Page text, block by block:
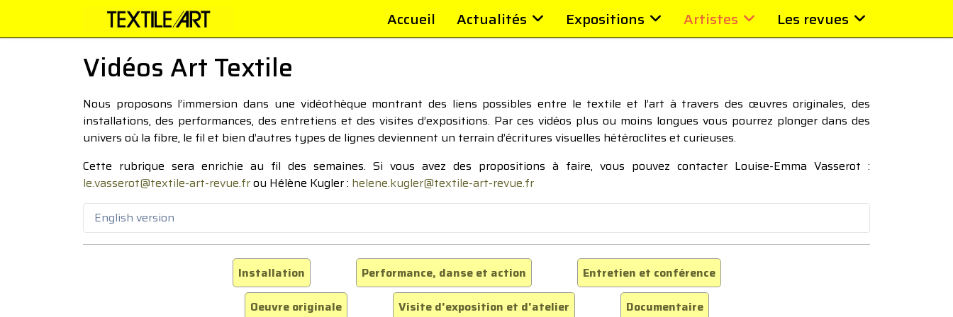
Accueil Actualités Expositions Artistes Les revues
Vidéos Art Textile
Nous proposons l’immersion dans une vidéothèque montrant des liens possibles entre le textile et l’art à travers des œuvres originales, des
installations, des performances, des entretiens et des visites d’expositions. Par ces vidéos plus ou moins longues vous pourrez plonger dans des
univers où la fibre, le fil et bien d’autres types de lignes deviennent un terrain d’écritures visuelles hétéroclites et curieuses.
Cette rubrique sera enrichie au fil des semaines. Si vous avez des propositions à faire, vous pouvez contacter Louise-Emma Vasserot :
le.vasserot@textile-art-revue.frou Hélène Kugler : helene.kugler@textile-art-revue.fr
English version
Installation Performance, danse et action
Entretien et conférence
Oeuvre originale
Visite d'exposition et d'atelier Documentaire